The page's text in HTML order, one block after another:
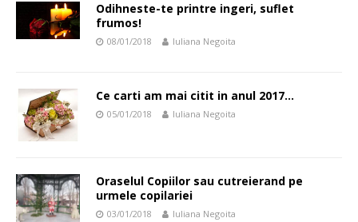
Odihneste-te printre ingeri, suflet
frumos!
08/01/2018 Iuliana Negoita
Ce carti am mai citit in anul 2017…
05/01/2018 Iuliana Negoita
Oraselul Copiilor sau cutreierand pe
urmele copilariei
03/01/2018 Iuliana Negoita